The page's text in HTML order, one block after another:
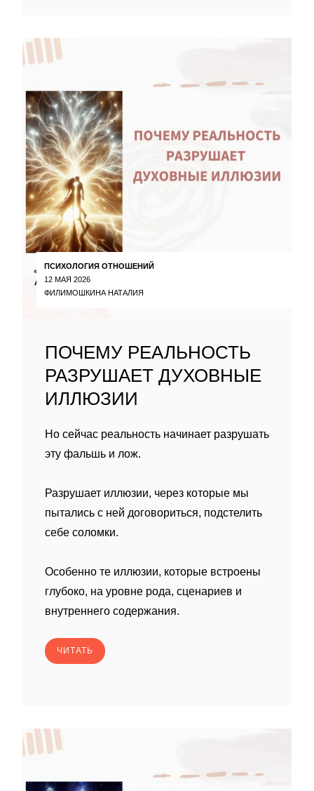
ПСИХОЛОГИЯ ОТНОШЕНИЙ
12 МАЯ 2026
ФИЛИМОШКИНА НАТАЛИЯ
ПОЧЕМУ РЕАЛЬНОСТЬ
РАЗРУШАЕТ ДУХОВНЫЕ
ИЛЛЮЗИИ
Но сейчас реальность начинает разрушать
эту фальшь и лож.
Разрушает иллюзии, через которые мы
пытались с ней договориться, подстелить
себе соломки.
Особенно те иллюзии, которые встроены
глубоко, на уровне рода, сценариев и
внутреннего содержания.
ЧИТАТЬ